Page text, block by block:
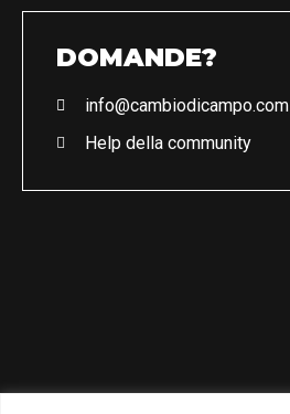
DOMANDE?
info@cambiodicampo.com
Help della community